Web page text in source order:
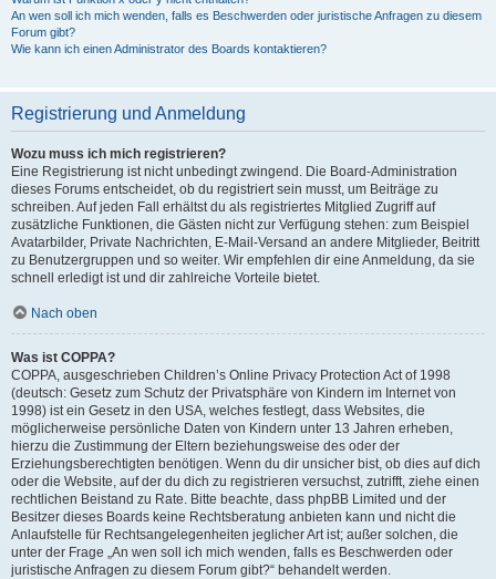
An wen soll ich mich wenden, falls es Beschwerden oder juristische Anfragen zu diesem
Forum gibt?
Wie kann ich einen Administrator des Boards kontaktieren?
Registrierung und Anmeldung
Wozu muss ich mich registrieren?
Eine Registrierung ist nicht unbedingt zwingend. Die Board-Administration
dieses Forums entscheidet, ob du registriert sein musst, um Beiträge zu
schreiben. Auf jeden Fall erhältst du als registriertes Mitglied Zugriff auf
zusätzliche Funktionen, die Gästen nicht zur Verfügung stehen: zum Beispiel
Avatarbilder, Private Nachrichten, E-Mail-Versand an andere Mitglieder, Beitritt
zu Benutzergruppen und so weiter. Wir empfehlen dir eine Anmeldung, da sie
schnell erledigt ist und dir zahlreiche Vorteile bietet.
Nach oben
Was ist COPPA?
COPPA, ausgeschrieben Children’s Online Privacy Protection Act of 1998
(deutsch: Gesetz zum Schutz der Privatsphäre von Kindern im Internet von
1998) ist ein Gesetz in den USA, welches festlegt, dass Websites, die
möglicherweise persönliche Daten von Kindern unter 13 Jahren erheben,
hierzu die Zustimmung der Eltern beziehungsweise des oder der
Erziehungsberechtigten benötigen. Wenn du dir unsicher bist, ob dies auf dich
oder die Website, auf der du dich zu registrieren versuchst, zutrifft, ziehe einen
rechtlichen Beistand zu Rate. Bitte beachte, dass phpBB Limited und der
Besitzer dieses Boards keine Rechtsberatung anbieten kann und nicht die
Anlaufstelle für Rechtsangelegenheiten jeglicher Art ist; außer solchen, die
unter der Frage „An wen soll ich mich wenden, falls es Beschwerden oder
juristische Anfragen zu diesem Forum gibt?“ behandelt werden.